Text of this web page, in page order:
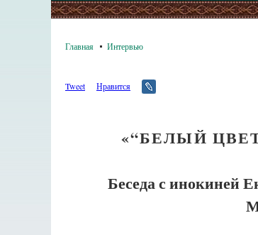
Главная Интервью
Tweet Нравится
«“БЕЛЫЙ
Беседа с инокиней